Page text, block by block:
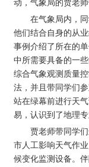
动，气象局的贾老
在气象局内，同
他们结合自身的从
事例介绍了所在的
中所需要具备的一
综合气象观测质量
法，并且带同学们
站在绿幕前进行天
易，认识到了地理
贾老师带同学们
市人工影响天气作
候变化监测设备。